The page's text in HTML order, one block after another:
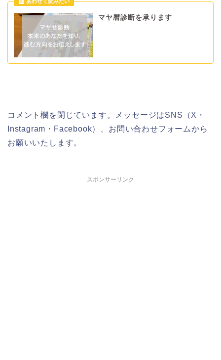
マヤ暦診断を承ります
コメント欄を閉じています。メッセージはSNS（X・
Instagram・Facebook）、お問い合わせフォームから
お願いいたします。
スポンサーリンク